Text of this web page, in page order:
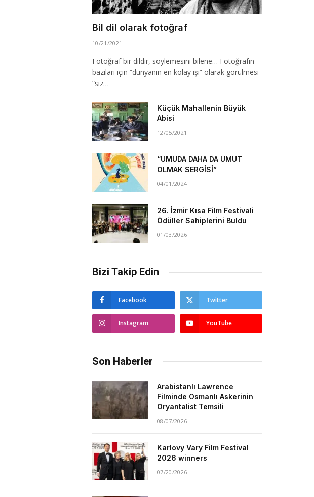
Bil dil olarak fotoğraf
10/21/2021
Fotoğraf bir dildir, söylemesini bilene… Fotoğrafın
bazıları için “dünyanın en kolay işi” olarak görülmesi
“siz…
Küçük Mahallenin Büyük
Abisi
12/05/2021
“UMUDA DAHA DA UMUT
OLMAK SERGİSİ”
04/01/2024
26. İzmir Kısa Film Festivali
Ödüller Sahiplerini Buldu
01/03/2026
Bizi Takip Edin
Facebook Twitter
Instagram YouTube
Son Haberler
Arabistanlı Lawrence
Filminde Osmanlı Askerinin
Oryantalist Temsili
08/07/2026
Karlovy Vary Film Festival
2026 winners
07/20/2026